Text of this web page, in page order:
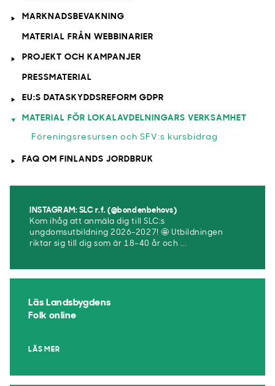
MARKNADSBEVAKNING
MATERIAL FRÅN WEBBINARIER
PROJEKT OCH KAMPANJER
PRESSMATERIAL
EU:S DATASKYDDSREFORM GDPR
MATERIAL FÖR LOKALAVDELNINGARS VERKSAMHET
Föreningsresursen och SFV:s kursbidrag
FAQ OM FINLANDS JORDBRUK
INSTAGRAM: SLC r.f. (@bondenbehovs)
Kom ihåg att anmäla dig till SLC:s
ungdomsutbildning 2026-2027! 🤩 Utbildningen
riktar sig till dig som är 18–40 år och ...
Läs Landsbygdens
Folk online
LÄS MER